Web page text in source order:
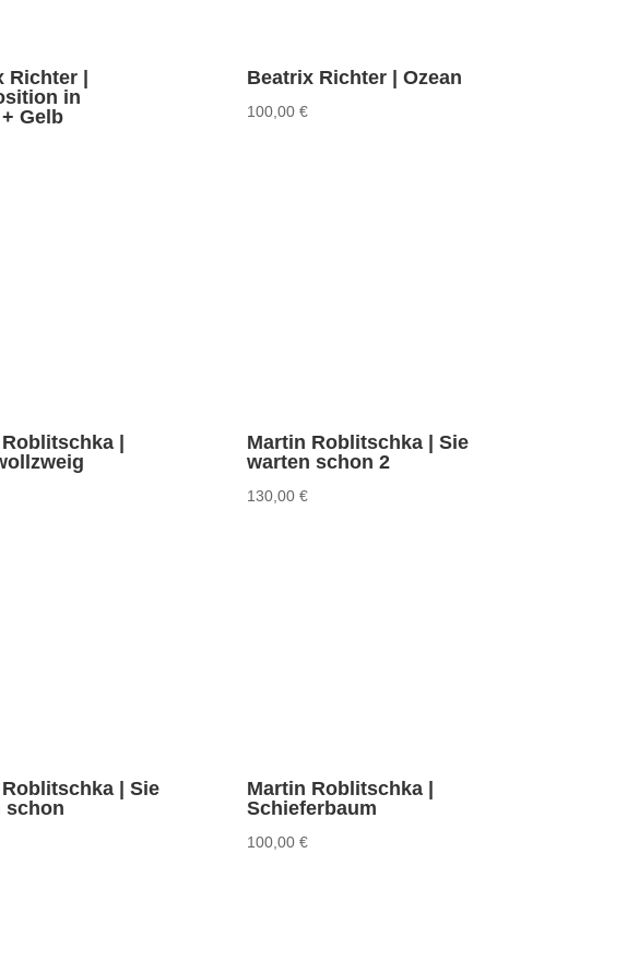
Richter |
in
Gelb
Beatrix Richter | Ozean
100,00€
|
Martin Roblitschka | Sie
warten schon 2
130,00€
| Sie
schon
Martin Roblitschka |
Schieferbaum
100,00€